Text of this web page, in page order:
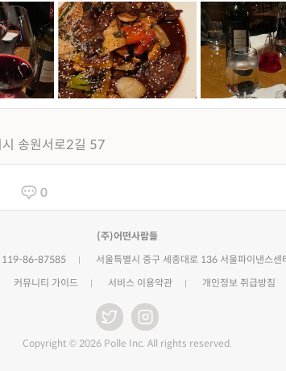
시 송원서로2길 57
0
(주)어떤사람들
119-86-87585 서울특별시 중구 세종대로 136 서울파이낸스센
커뮤니티 가이드 서비스 이용약관 개인정보 취급방침
Copyright © 2026 Polle Inc. All rights reserved.